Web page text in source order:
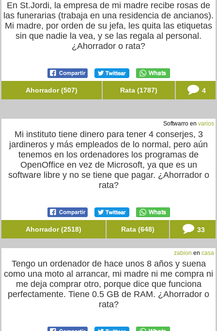
En St.Jordi, la empresa de mi madre recibe rosas de
las funerarias (trabaja en una residencia de ancianos).
Mi madre, por orden de su jefa, les quita las etiquetas
sin que nadie la vea, y se las regala al personal.
¿Ahorrador o rata?
Ahorrador (507) Rata (1787) 4
Softwarro en varios
Mi instituto tiene dinero para tener 4 conserjes, 3
jardineros y más empleados de lo normal, pero aún
tenemos en los ordenadores los programas de
OpenOffice en vez de Microsoft, ya que es un
software libre y no se tiene que pagar. ¿Ahorrador o
rata?
Ahorrador (2518) Rata (648) 33
zabion en casa
Tengo un ordenador de hace unos 8 años y suena
como una moto al arrancar, mi madre ni me compra ni
me deja comprar otro, porque dice que funciona
perfectamente. Tiene 0.5 GB de RAM. ¿Ahorrador o
rata?